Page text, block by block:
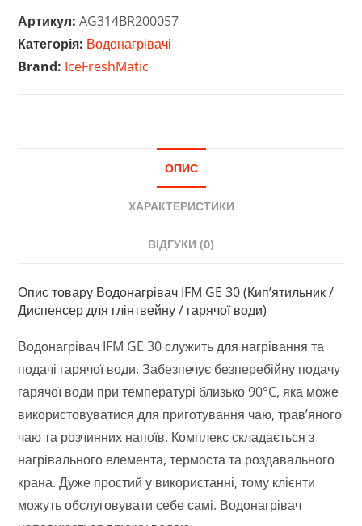
(Кип'ятильник
/
Диспенсер
Артикул:AG314BR200057
Категорія: Водонагрівачі
Brand: IceFreshMatic
ОПИС
ХАРАКТЕРИСТИКИ
ВІДГУКИ (0)
Опис товару Водонагрівач IFM GE 30 (Кип’ятильник /
Диспенсер для глінтвейну / гарячої води)
Водонагрівач IFM GE 30 служить для нагрівання та
подачі гарячої води. Забезпечує безперебійну подачу
гарячої води при температурі близько 90°C, яка може
використовуватися для приготування чаю, трав’яного
чаю та розчинних напоїв. Комплекс складається з
нагрівального елемента, термоста та роздавального
крана. Дуже простий у використанні, тому клієнти
можуть обслуговувати себе самі. Водонагрівач